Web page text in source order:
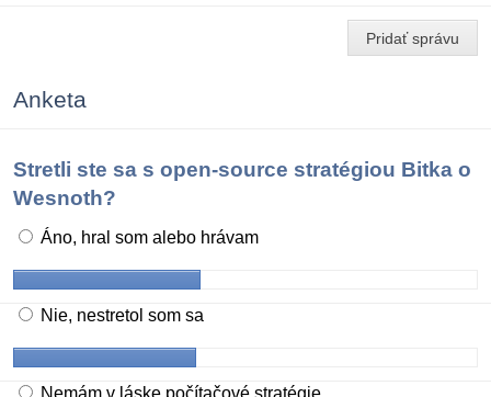
Pridať správu
Anketa
Stretli ste sa s open-source stratégiou Bitka o
Wesnoth?
Áno, hral som alebo hrávam
Nie, nestretol som sa
Nemám v láske počítačové stratégie